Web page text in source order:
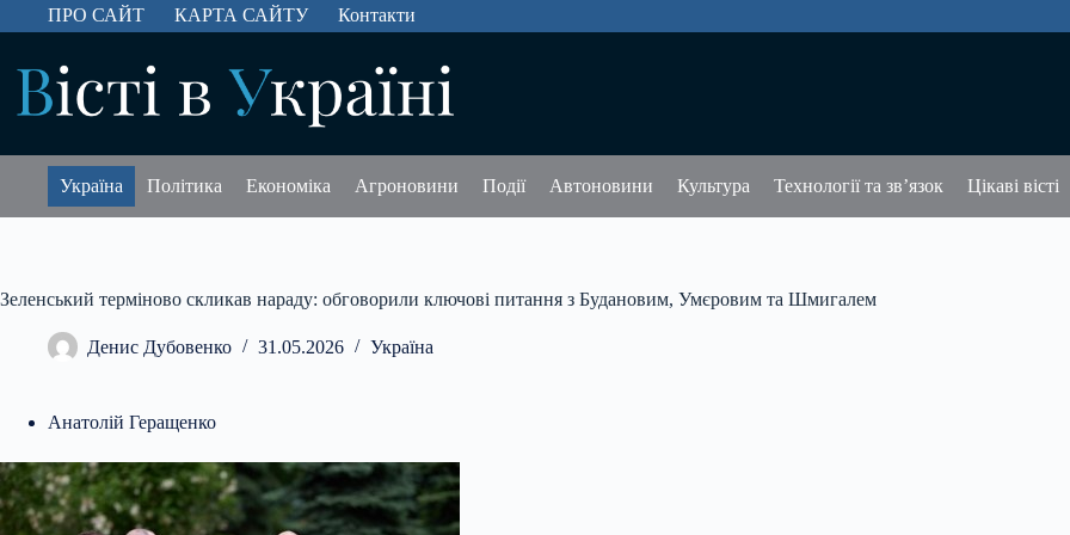
Перейти
до
ПРО САЙТ КАРТА САЙТУ Контакти
Україна Політика Економіка Агроновини Події Автоновини Культура Технології та зв’язок Цікаві вісті
Зеленський терміново скликав нараду: обговорили ключові питання з Будановим, Умєровим та Шмигалем
Денис Дубовенко 31.05.2026 Україна
Анатолій Геращенко